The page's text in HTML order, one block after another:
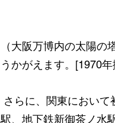
（大阪万博内の太陽
うかがえます。[1970
駅、地下鉄新御茶ノ水